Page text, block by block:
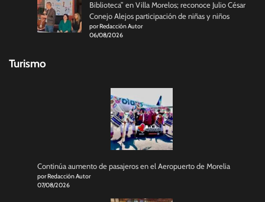
Biblioteca” en Villa Morelos; reconoce Julio César
Conejo Alejos participación de niñas y niños
por Redacción Autor
06/08/2026
Turismo
Continúa aumento de pasajeros en el Aeropuerto de Morelia
por Redacción Autor
07/08/2026